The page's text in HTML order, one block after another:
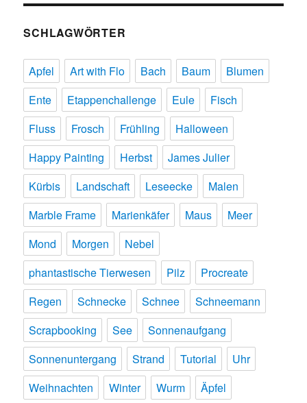
SCHLAGWÖRTER
Apfel Art with Flo Bach Baum
Blumen
Ente
Etappenchallenge Eule
Fisch
Fluss
Frosch Frühling
Halloween
Happy Painting
Herbst
James Julier
Kürbis
Landschaft Leseecke
Malen
Marble Frame
Marienkäfer Maus
Meer
Mond
Morgen
Nebel
phantastische Tierwesen
Pilz
Procreate
Regen
Schnecke Schnee
Schneemann
Scrapbooking
See
Sonnenaufgang
Sonnenuntergang
Strand Tutorial
Uhr
Weihnachten
Winter Wurm Äpfel